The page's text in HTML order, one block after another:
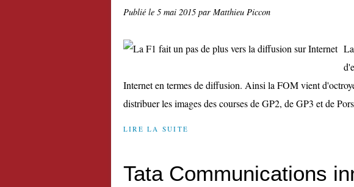
Publié le 5 mai 2015 par Matthieu Piccon
Internet en termes de diffusion. Ainsi la FOM vient
distribuer les images des courses de GP2, de GP3 et de
LIRE LA SUITE
Tata Communications